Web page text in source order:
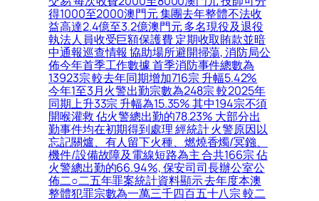
得1000至2000澳門元 集團去年整體不法收
益高達2.4億至3.2億澳門元 多名現役及退役
執法人員收受巨額保護費 定期收取賄款並暗
中通報巡查情報 協助場所避開掃蕩, 消防局公
佈今年首季工作數據 首季消防事件總數為
13923宗 較去年同期增加716宗 升幅5.42%
今年1至3月火警出勤宗數為248宗 較2025年
同期上升33宗 升幅為15.35% 其中194宗不須
開喉灌救 佔火警總出勤的78.23% 大部分出
勤事件均在初期得到處理 經統計 火警原因以
忘記關爐、有人留下火種、燃燒香燭/冥鏹、
機件/設備故障及電線短路為主 合共166宗 佔
火警總出勤的66.94%, 保安司司長辦公室公
佈二○二五年罪案統計資料顯示 去年度本澳
整體犯罪宗數為一萬三千四百五十八宗 較二